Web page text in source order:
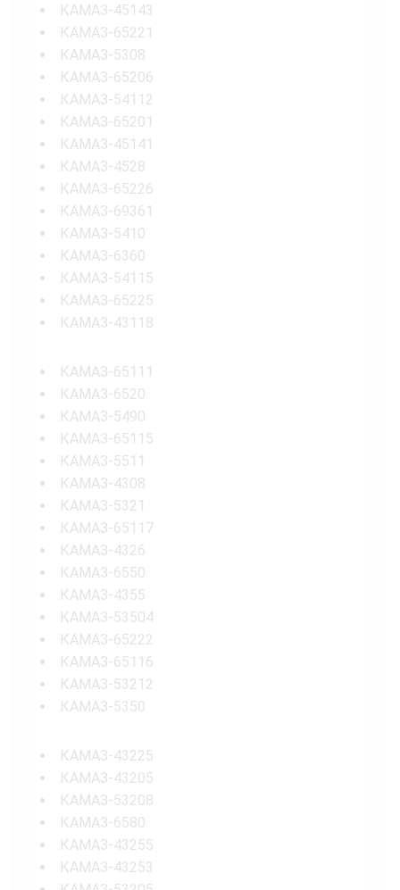
КАМАЗ-45143
КАМАЗ-65221
КАМАЗ-5308
КАМАЗ-65206
КАМАЗ-54112
КАМАЗ-65201
КАМАЗ-45141
КАМАЗ-4528
КАМАЗ-65226
КАМАЗ-69361
КАМАЗ-5410
КАМАЗ-6360
КАМАЗ-54115
КАМАЗ-65225
КАМАЗ-43118
КАМАЗ-65111
КАМАЗ-6520
КАМАЗ-5490
КАМАЗ-65115
КАМАЗ-5511
КАМАЗ-4308
КАМАЗ-5321
КАМАЗ-65117
КАМАЗ-4326
КАМАЗ-6550
КАМАЗ-4355
КАМАЗ-53504
КАМАЗ-65222
КАМАЗ-65116
КАМАЗ-53212
КАМАЗ-5350
КАМАЗ-43225
КАМАЗ-43205
КАМАЗ-53208
КАМАЗ-6580
КАМАЗ-43255
КАМАЗ-43253